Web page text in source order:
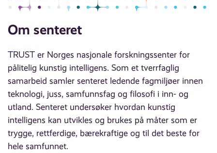
Om senteret
TRUST er Norges nasjonale forskningssenter for
pålitelig kunstig intelligens. Som et tverrfaglig
samarbeid samler senteret ledende fagmiljøer innen
teknologi, juss, samfunnsfag og filosofi i inn- og
utland. Senteret undersøker hvordan kunstig
intelligens kan utvikles og brukes på måter som er
trygge, rettferdige, bærekraftige og til det beste for
hele samfunnet.